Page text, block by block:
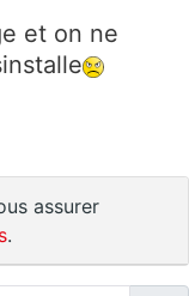
et on ne
assurer
.